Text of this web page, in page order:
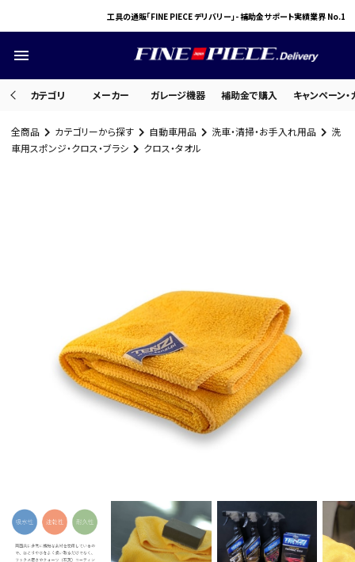
工具の通販「FINE PIECE デリバリー」- 補助金サポート実績業界 No.1
menu
カテゴリ メーカー ガレージ機器 補助金で購入 キャンペーン
search
メーカーから選ぶ
全商品 カテゴリーから探す 自動車用品 洗車・清掃・お手入れ用品
洗
車用スポンジ・クロス・ブラシ
クロス・タオル